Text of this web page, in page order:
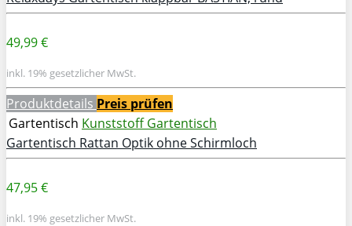
49,99 €
inkl. 19% gesetzlicher MwSt.
Produktdetails Preis prüfen
Gartentisch Kunststoff Gartentisch
Gartentisch Rattan Optik ohne Schirmloch
47,95 €
inkl. 19% gesetzlicher MwSt.